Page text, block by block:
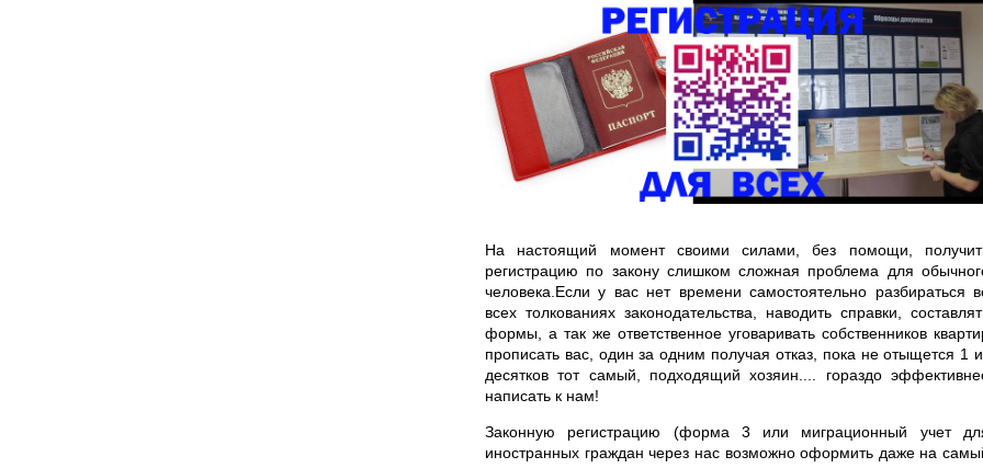
На настоящий момент своими силами, без помощи,
регистрацию по закону слишком сложная проблема для
человека.Если у вас нет времени самостоятельно разбираться
всех толкованиях законодательства, наводить справки,
формы, а так же ответственное уговаривать собственников
прописать вас, один за одним получая отказ, пока не отыщется 1
десятков тот самый, подходящий хозяин.... гораздо
написать к нам!
Законную регистрацию (форма 3 или миграционный учет
иностранных граждан через нас возможно оформить даже на